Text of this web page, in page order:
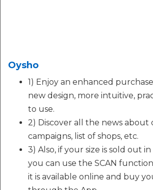
Oysho
1) Enjoy an enhanced
new design, more intuitive,
to use.
2) Discover all the news about
campaigns, list of shops, etc.
3) Also, if your size is sold out
you can use the SCAN
it is available online and buy